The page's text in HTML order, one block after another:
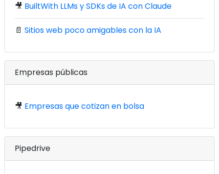
🎥 BuiltWith LLMs y SDKs de IA con Claude
📄 Sitios web poco amigables con la IA
Empresas públicas
🎥 Empresas que cotizan en bolsa
Pipedrive